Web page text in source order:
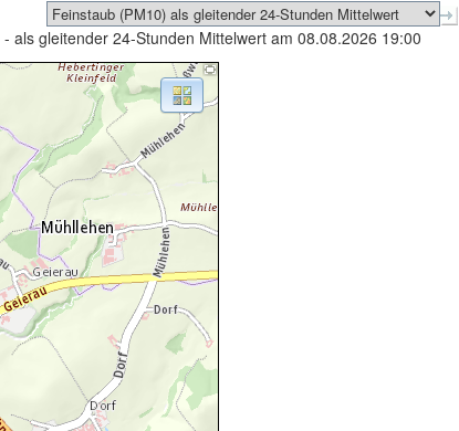
- als gleitender 24-Stunden Mittelwert am 08.08.2026 19:00